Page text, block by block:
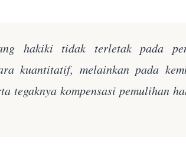
hakiki tidak terletak pada
kuantitatif, melainkan pada
tegaknya kompensasi pemulihan